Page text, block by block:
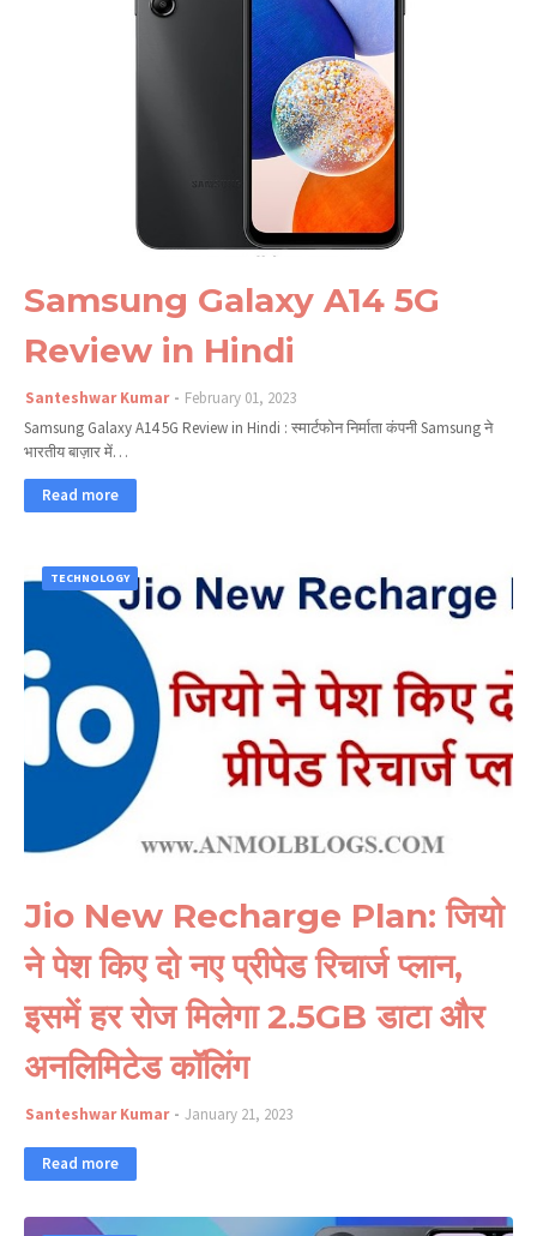
Samsung Galaxy A14 5G
Review in Hindi
Santeshwar Kumar
February 01, 2023
Samsung Galaxy A14 5G Review in Hindi : स्मार्टफोन निर्माता कंपनी Samsung ने
भारतीय बाज़ार में…
Read more
TECHNOLOGY
Jio New Recharge Plan: जियो
ने पेश किए दो नए प्रीपेड रिचार्ज प्लान,
इसमें हर रोज मिलेगा 2.5GB डाटा और
अनलिमिटेड कॉलिंग
Santeshwar Kumar January 21, 2023
Read more